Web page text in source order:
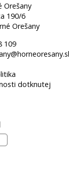
Orešany
190/6
Orešany
109
dotknutej